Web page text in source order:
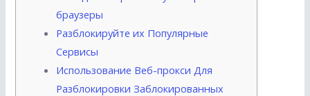
браузеры
Разблокируйте их Популярные
Сервисы
Использование Веб-прокси Для
Разблокировки Заблокированных